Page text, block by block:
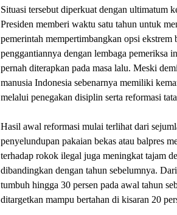
Situasi tersebut diperkuat dengan ultimatum
Presiden memberi waktu satu tahun untuk
pemerintah mempertimbangkan opsi ekstrem
penggantiannya dengan lembaga pemeriksa
pernah diterapkan pada masa lalu. Meski
manusia Indonesia sebenarnya memiliki
melalui penegakan disiplin serta reformasi
Hasil awal reformasi mulai terlihat dari
penyelundupan pakaian bekas atau balpres
terhadap rokok ilegal juga meningkat tajam
dibandingkan dengan tahun sebelumnya.
tumbuh hingga 30 persen pada awal tahun
ditargetkan mampu bertahan di kisaran 20